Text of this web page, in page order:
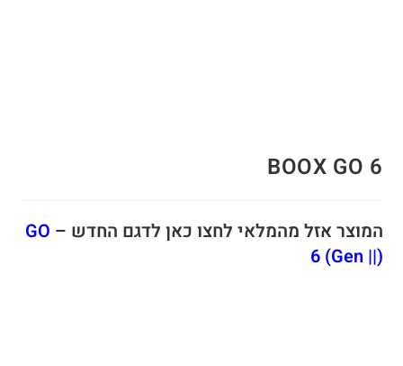
BOOX GO 6
המוצר אזל מהמלאי לחצו כאן לדגם החדש – GO
6 (Gen ||)